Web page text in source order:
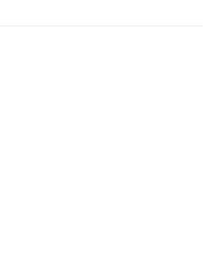
Тульской области на сайте